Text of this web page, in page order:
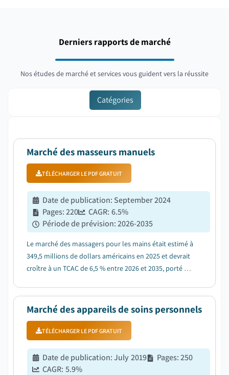
Derniers rapports de marché
Nos études de marché et services vous guident vers la réussite
Catégories
Marché des masseurs manuels
TÉLÉCHARGER LE PDF GRATUIT
Date de publication: September 2024
Pages:220 CAGR: 6.5%
Période de prévision:2026-2035
Le marché des massagers pour les mains était estimé à
349,5 millions de dollars américains en 2025 et devrait
croître à un TCAC de 6,5 % entre 2026 et 2035, porté par
hausse des revenus disp...
Marché des appareils de soins personnels
TÉLÉCHARGER LE PDF GRATUIT
Date de publication:July 2019 Pages:250
CAGR: 5.9%